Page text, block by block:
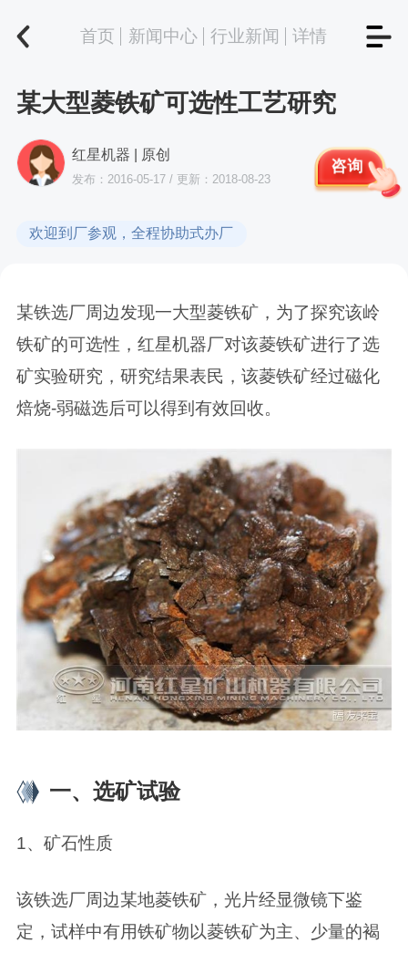
首页 新闻中心 行业新闻 详情
某大型菱铁矿可选性工艺研究
红星机器 | 原创
发布：2016-05-17 / 更新：2018-08-23
咨询
欢迎到厂参观，全程协助式办厂
某铁选厂周边发现一大型菱铁矿，为了探究该岭
铁矿的可选性，红星机器厂对该菱铁矿进行了选
矿实验研究，研究结果表民，该菱铁矿经过磁化
焙烧-弱磁选后可以得到有效回收。
一、选矿试验
1、矿石性质
该铁选厂周边某地菱铁矿，光片经显微镜下鉴
定，试样中有用铁矿物以菱铁矿为主、少量的褐